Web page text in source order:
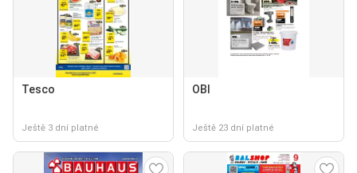
Tesco
Ještě 3 dní platné
OBI
Ještě 23 dní platné